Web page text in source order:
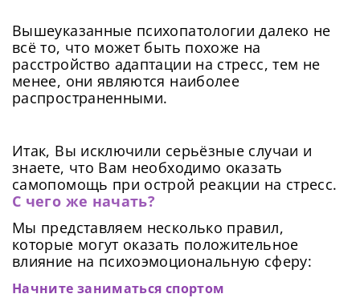
Вышеуказанные психопатологии далеко не
всё то, что может быть похоже на
расстройство адаптации на стресс, тем не
менее, они являются наиболее
распространенными.
Итак, Вы исключили серьёзные случаи и
знаете, что Вам необходимо оказать
самопомощь при острой реакции на стресс.
С чего же начать?
Мы представляем несколько правил,
которые могут оказать положительное
влияние на психоэмоциональную сферу:
Начните заниматься спортом